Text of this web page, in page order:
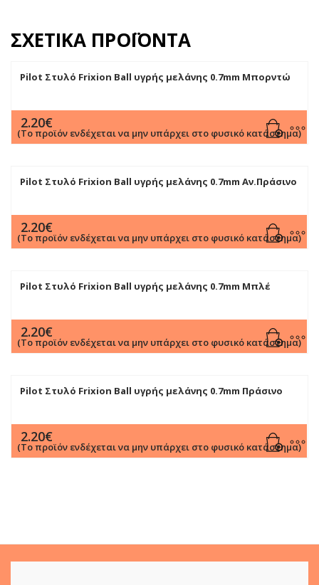
ΣΧΕΤΙΚΆ ΠΡΟΪΌΝΤΑ
Pilot Στυλό Frixion Ball υγρής μελάνης 0.7mm Μπορντώ
2.20€
(Το προϊόν ενδέχεται να μην υπάρχει στο φυσικό κατάστημα)
Pilot Στυλό Frixion Ball υγρής μελάνης 0.7mm Aν.Πράσινο
2.20€
(Το προϊόν ενδέχεται να μην υπάρχει στο φυσικό κατάστημα)
Pilot Στυλό Frixion Ball υγρής μελάνης 0.7mm Μπλέ
2.20€
(Το προϊόν ενδέχεται να μην υπάρχει στο φυσικό κατάστημα)
Pilot Στυλό Frixion Ball υγρής μελάνης 0.7mm Πράσινο
2.20€
(Το προϊόν ενδέχεται να μην υπάρχει στο φυσικό κατάστημα)